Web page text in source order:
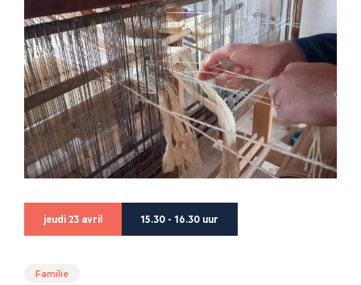
jeudi 23 avril 15.30 - 16.30 uur
Familie